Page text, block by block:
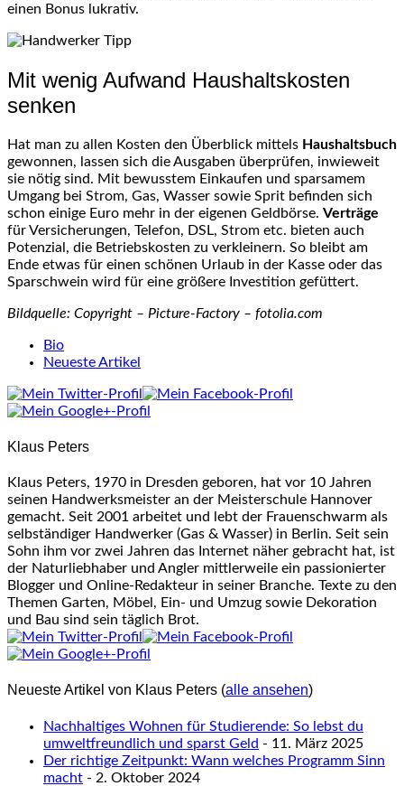
einen Bonus lukrativ.
Mit wenig Aufwand Haushaltskosten
senken
Hat man zu allen Kosten den Überblick mittels Haushaltsbuch
gewonnen, lassen sich die Ausgaben überprüfen, inwieweit
sie nötig sind. Mit bewusstem Einkaufen und sparsamem
Umgang bei Strom, Gas, Wasser sowie Sprit befinden sich
schon einige Euro mehr in der eigenen Geldbörse. Verträge
für Versicherungen, Telefon, DSL, Strom etc. bieten auch
Potenzial, die Betriebskosten zu verkleinern. So bleibt am
Ende etwas für einen schönen Urlaub in der Kasse oder das
Sparschwein wird für eine größere Investition gefüttert.
Bildquelle: Copyright – Picture-Factory – fotolia.com
following
tabs
change
below.
Bio
Neueste Artikel
Klaus Peters
Klaus Peters, 1970 in Dresden geboren, hat vor 10 Jahren
seinen Handwerksmeister an der Meisterschule Hannover
gemacht. Seit 2001 arbeitet und lebt der Frauenschwarm als
selbständiger Handwerker (Gas & Wasser) in Berlin. Seit sein
Sohn ihm vor zwei Jahren das Internet näher gebracht hat, ist
der Naturliebhaber und Angler mittlerweile ein passionierter
Blogger und Online-Redakteur in seiner Branche. Texte zu den
Themen Garten, Möbel, Ein- und Umzug sowie Dekoration
und Bau sind sein täglich Brot.
Neueste Artikel von Klaus Peters (alle ansehen)
Nachhaltiges Wohnen für Studierende: So lebst du
umweltfreundlich und sparst Geld - 11. März 2025
Der richtige Zeitpunkt: Wann welches Programm Sinn
macht - 2. Oktober 2024